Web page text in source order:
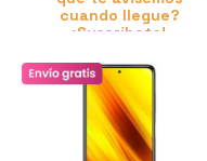
cuando llegue?
¡Suscríbete!